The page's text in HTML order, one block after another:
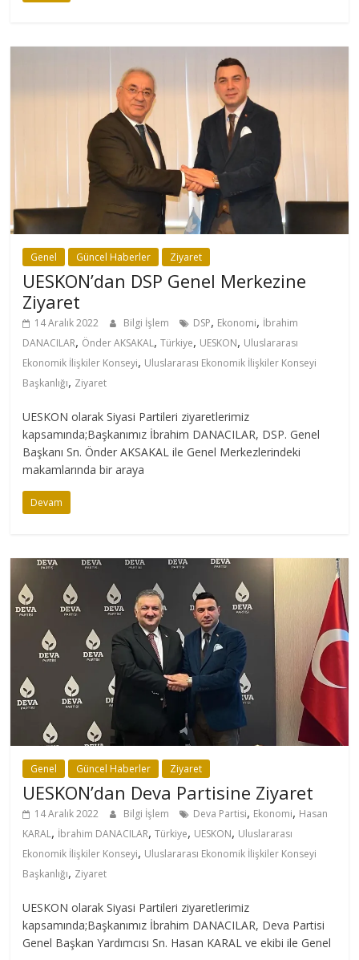
Genel Güncel Haberler Ziyaret
UESKON’dan DSP Genel Merkezine
Ziyaret
14 Aralık 2022 Bilgi İşlem DSP, Ekonomi, İbrahim
DANACILAR, Önder AKSAKAL,Türkiye, UESKON, Uluslararası
Ekonomik İlişkiler Konseyi, Uluslararası Ekonomik İlişkiler Konseyi
Başkanlığı, Ziyaret
UESKON olarak Siyasi Partileri ziyaretlerimiz
kapsamında;Başkanımız İbrahim DANACILAR, DSP. Genel
Başkanı Sn. Önder AKSAKAL ile Genel Merkezlerindeki
makamlarında bir araya
Devam
Genel Güncel Haberler Ziyaret
UESKON’dan Deva Partisine Ziyaret
14 Aralık 2022 Bilgi İşlem Deva Partisi, Ekonomi, Hasan
KARAL, İbrahim DANACILAR,Türkiye, UESKON, Uluslararası
Ekonomik İlişkiler Konseyi, Uluslararası Ekonomik İlişkiler Konseyi
Başkanlığı, Ziyaret
UESKON olarak Siyasi Partileri ziyaretlerimiz
kapsamında;Başkanımız İbrahim DANACILAR, Deva Partisi
Genel Başkan Yardımcısı Sn. Hasan KARAL ve ekibi ile Genel